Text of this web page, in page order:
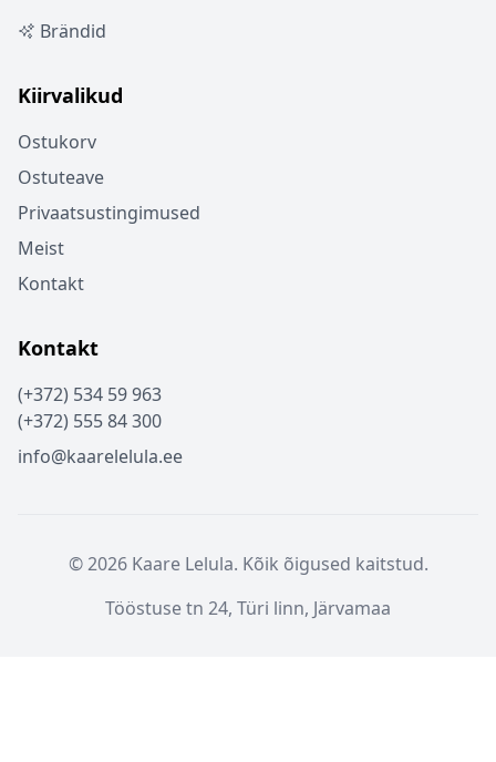
Brändid
Kiirvalikud
Ostukorv
Ostuteave
Privaatsustingimused
Meist
Kontakt
Kontakt
(+372) 534 59 963
(+372) 555 84 300
info@kaarelelula.ee
© 2026 Kaare Lelula. Kõik õigused kaitstud.
Tööstuse tn 24, Türi linn, Järvamaa